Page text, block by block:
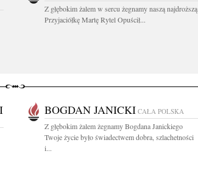
Z głębokim żalem w sercu żegnamy naszą najdroższą
Przyjaciółkę Martę Rytel Opuścił...
BOGDAN JANICKI CAŁA POLSKA
Z głębokim żalem żegnamy Bogdana Janickiego
Twoje życie było świadectwem dobra, szlachetności
i...